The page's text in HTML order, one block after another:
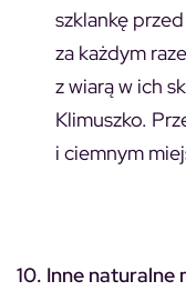
szklankę
za każdym
z wiarą w ich
Klimuszko.
i ciemnym
10. Inne naturalne